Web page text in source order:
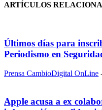
ARTÍCULOS
Últimos días para
Periodismo en
Prensa CambioDigital OnLine
Apple acusa a ex